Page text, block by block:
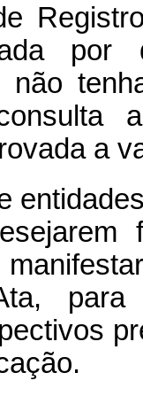
por
não
a